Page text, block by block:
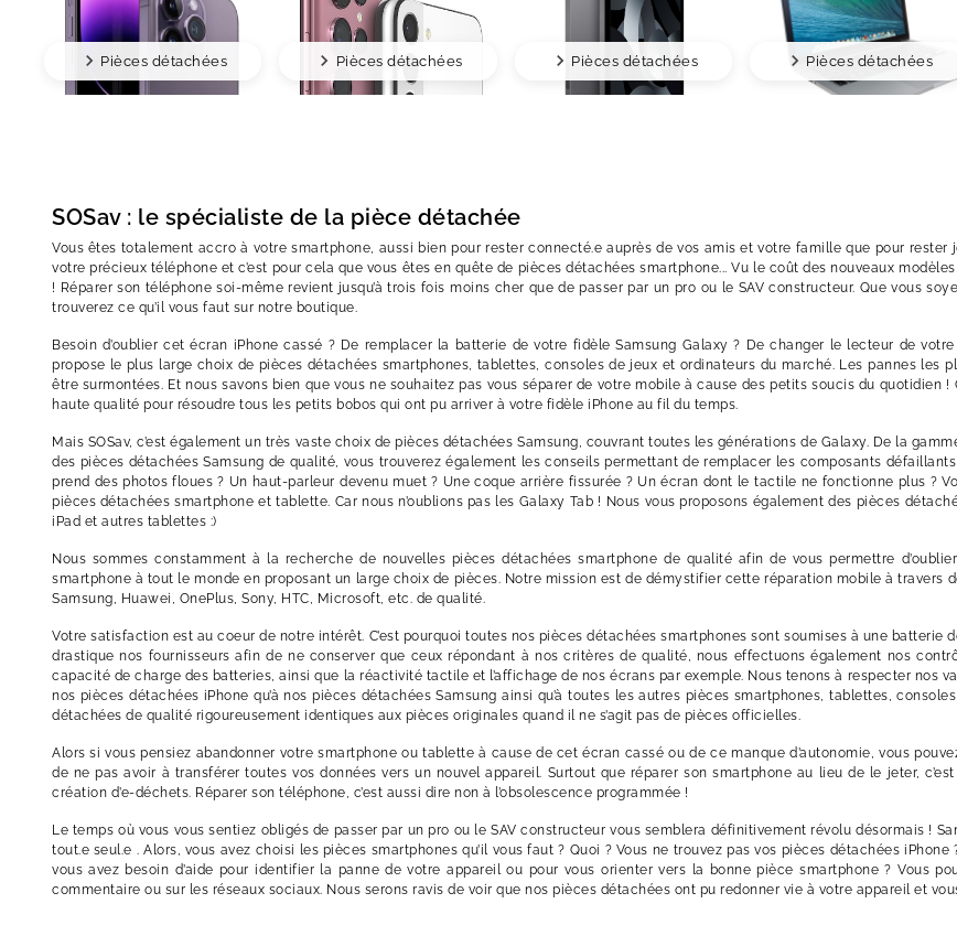
Pièces détachées Pièces détachées Pièces détachées Pièces détachées
SOSav : le spécialiste de la pièce détachée
Vous êtes totalement accro à votre smartphone, aussi bien pour rester connecté.e auprès de vos amis et votre famille que pour rester
votre précieux téléphone et c’est pour cela que vous êtes en quête de pièces détachées smartphone... Vu le coût des nouveaux
! Réparer son téléphone soi-même revient jusqu’à trois fois moins cher que de passer par un pro ou le SAV constructeur. Que vous
trouverez ce qu’il vous faut sur notre boutique.
Besoin d’oublier cet écran iPhone cassé ? De remplacer la batterie de votre fidèle Samsung Galaxy ? De changer le lecteur de
propose le plus large choix de pièces détachées smartphones, tablettes, consoles de jeux et ordinateurs du marché. Les pannes
être surmontées. Et nous savons bien que vous ne souhaitez pas vous séparer de votre mobile à cause des petits soucis du quotidien
haute qualité pour résoudre tous les petits bobos qui ont pu arriver à votre fidèle iPhone au fil du temps.
Mais SOSav, c’est également un très vaste choix de pièces détachées Samsung, couvrant toutes les générations de Galaxy. De la
des pièces détachées Samsung de qualité, vous trouverez également les conseils permettant de remplacer les composants
prend des photos floues ? Un haut-parleur devenu muet ? Une coque arrière fissurée ? Un écran dont le tactile ne fonctionne plus ?
pièces détachées smartphone et tablette. Car nous n’oublions pas les Galaxy Tab ! Nous vous proposons également des pièces
iPad et autres tablettes :)
Nous sommes constamment à la recherche de nouvelles pièces détachées smartphone de qualité afin de vous permettre
smartphone à tout le monde en proposant un large choix de pièces. Notre mission est de démystifier cette réparation mobile à travers
Samsung, Huawei, OnePlus, Sony, HTC, Microsoft, etc. de qualité.
Votre satisfaction est au coeur de notre intérêt. C’est pourquoi toutes nos pièces détachées smartphones sont soumises à une
drastique nos fournisseurs afin de ne conserver que ceux répondant à nos critères de qualité, nous effectuons également nos
capacité de charge des batteries, ainsi que la réactivité tactile et l’affichage de nos écrans par exemple. Nous tenons à respecter nos
nos pièces détachées iPhone qu’à nos pièces détachées Samsung ainsi qu’à toutes les autres pièces smartphones, tablettes,
détachées de qualité rigoureusement identiques aux pièces originales quand il ne s’agit pas de pièces officielles.
Alors si vous pensiez abandonner votre smartphone ou tablette à cause de cet écran cassé ou de ce manque d’autonomie, vous
de ne pas avoir à transférer toutes vos données vers un nouvel appareil. Surtout que réparer son smartphone au lieu de le jeter,
création d’e-déchets. Réparer son téléphone, c’est aussi dire non à l’obsolescence programmée !
Le temps où vous vous sentiez obligés de passer par un pro ou le SAV constructeur vous semblera définitivement révolu désormais !
tout.e seul.e . Alors, vous avez choisi les pièces smartphones qu’il vous faut ? Quoi ? Vous ne trouvez pas vos pièces détachées
vous avez besoin d’aide pour identifier la panne de votre appareil ou pour vous orienter vers la bonne pièce smartphone ? Vous
commentaire ou sur les réseaux sociaux. Nous serons ravis de voir que nos pièces détachées ont pu redonner vie à votre appareil et